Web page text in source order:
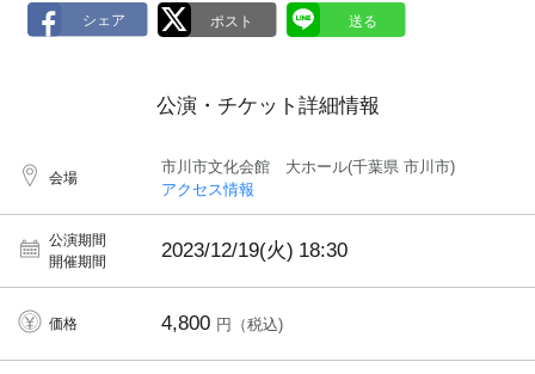
公演・チケット詳細情報
会場
市川市文化会館 大ホール(千葉県 市川市)
アクセス情報
公演期間
開催期間
2023/12/19(火) 18:30
価格 4,800 円（税込)